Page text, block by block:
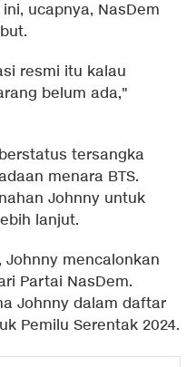
ucapnya, NasDem
resmi itu kalau
belum ada,"
tersangka
menara BTS.
Johnny untuk
lanjut.
mencalonkan
Partai NasDem.
Johnny dalam daftar
Pemilu Serentak 2024.